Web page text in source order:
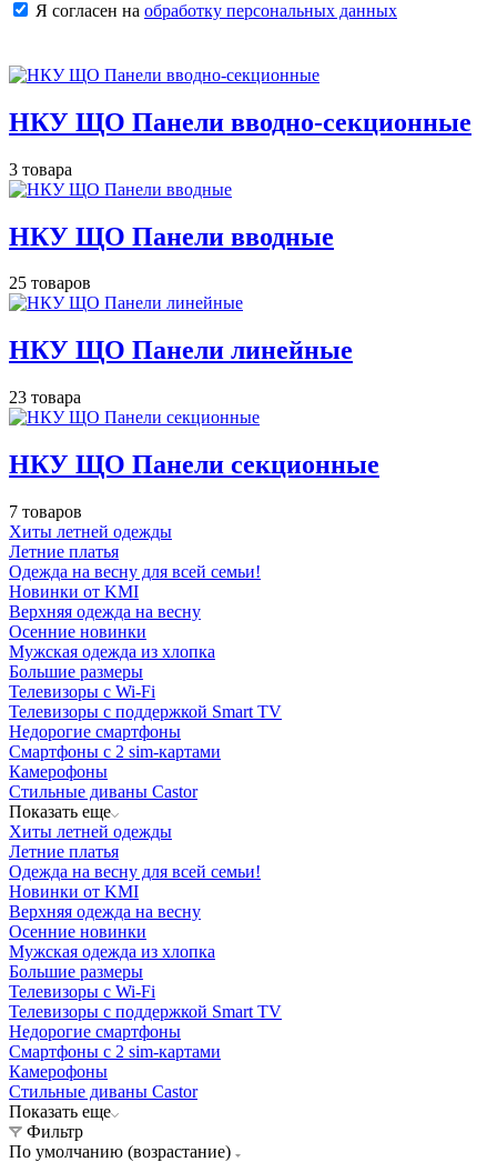
Я согласен на обработку персональных данных
НКУ ЩО Панели вводно-секционные
3 товара
НКУ ЩО Панели вводные
25 товаров
НКУ ЩО Панели линейные
23 товара
НКУ ЩО Панели секционные
7 товаров
Хиты летней одежды
Летние платья
Одежда на весну для всей семьи!
Новинки от KMI
Верхняя одежда на весну
Осенние новинки
Мужская одежда из хлопка
Большие размеры
Телевизоры с Wi-Fi
Телевизоры с поддержкой Smart TV
Недорогие смартфоны
Смартфоны с 2 sim-картами
Камерофоны
Стильные диваны Castor
Показать еще
Хиты летней одежды
Летние платья
Одежда на весну для всей семьи!
Новинки от KMI
Верхняя одежда на весну
Осенние новинки
Мужская одежда из хлопка
Большие размеры
Телевизоры с Wi-Fi
Телевизоры с поддержкой Smart TV
Недорогие смартфоны
Смартфоны с 2 sim-картами
Камерофоны
Стильные диваны Castor
Показать еще
Фильтр
По умолчанию (возрастание)